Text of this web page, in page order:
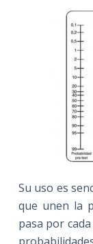
Su uso es
que unen la
pasa por